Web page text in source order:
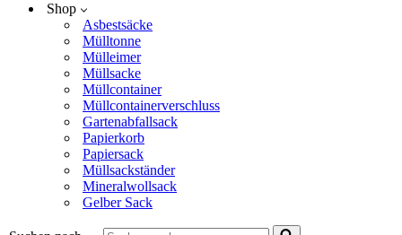
Shop
Asbestsäcke
Mülltonne
Mülleimer
Müllsacke
Müllcontainer
Müllcontainerverschluss
Gartenabfallsack
Papierkorb
Papiersack
Müllsackständer
Mineralwollsack
Gelber Sack